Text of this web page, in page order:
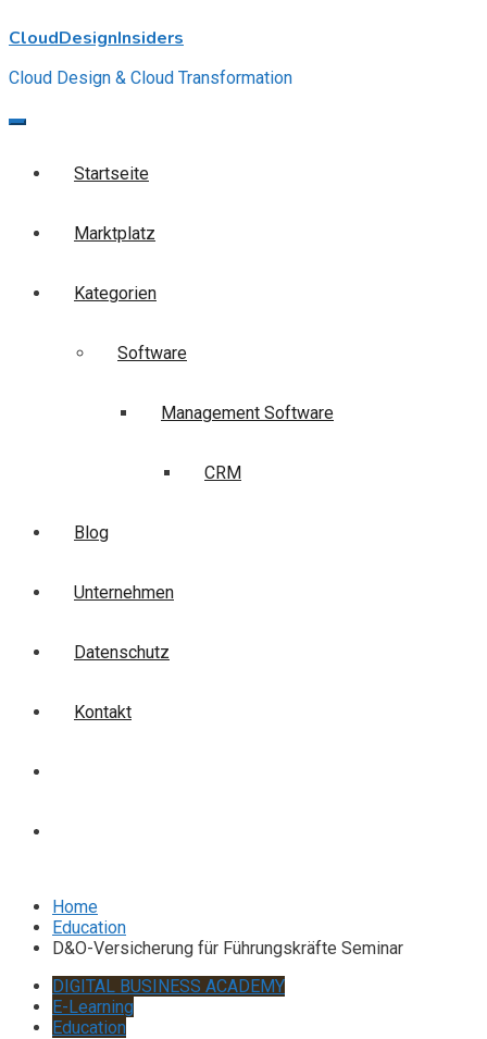
to
CloudDesignInsiders
Cloud Design & Cloud Transformation
Startseite
Marktplatz
Kategorien
Software
Management Software
CRM
Blog
Unternehmen
Datenschutz
Kontakt
Home
Education
D&O-Versicherung für Führungskräfte Seminar
DIGITAL BUSINESS ACADEMY
E-Learning
Education